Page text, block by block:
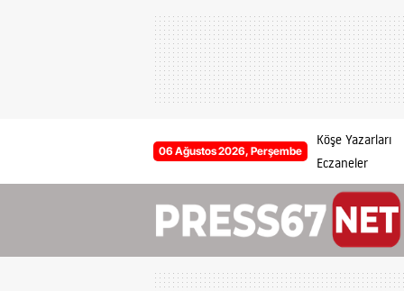
06 Ağustos 2026, Perşembe
Köşe Yazarları
Eczaneler